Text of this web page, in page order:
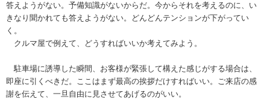
答えようがない。予備知識がないからだ。今からそれを考えるのに、い
きなり聞かれても答えようがない。どんどんテンションが下がってい
く。
クルマ屋で例えて、どうすればいいか考えてみよう。
駐車場に誘導した瞬間、お客様が緊張して構えた感じがする場合は、
即座に引くべきだ。ここはまず最高の挨拶だけすればいい。ご来店の感
謝を伝えて、一旦自由に見させてあげるのがいい。